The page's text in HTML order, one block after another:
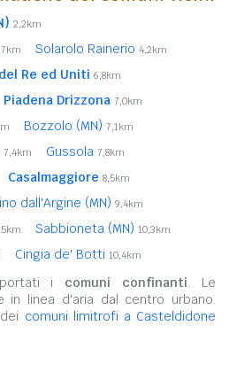
2,2km
Solarolo Rainerio 4,2km
Re ed Uniti 6,8km
Piadena Drizzona 7,0km
Bozzolo (MN) 7,1km
7,4km Gussola 7,8km
Casalmaggiore 8,5km
dall'Argine (MN) 9,4km
Sabbioneta (MN) 10,3km
Cingia de' Botti 10,4km
i comuni confinanti. Le
in linea d'aria dal centro urbano.
comuni limitrofi a Casteldidone